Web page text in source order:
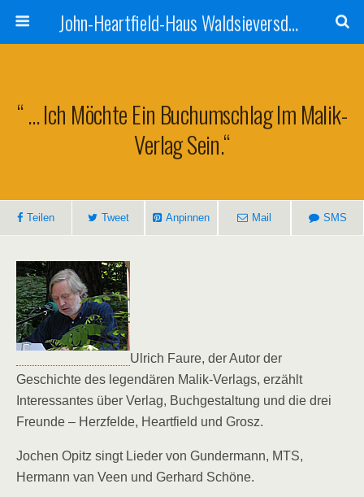
John-Heartfield-Haus Waldsieversdorf
“ … Ich Möchte Ein Buchumschlag Im Malik-
Verlag Sein.“
Teilen Tweet Anpinnen Mail SMS
Ulrich Faure, der Autor der
Geschichte des legendären Malik-Verlags, erzählt
Interessantes über Verlag, Buchgestaltung und die drei
Freunde – Herzfelde, Heartfield und Grosz.
Jochen Opitz singt Lieder von Gundermann, MTS,
Hermann van Veen und Gerhard Schöne.